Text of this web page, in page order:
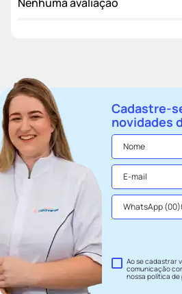
Cadastre-
novidades
Ao se cadastrar
comunicação
nossapolítica